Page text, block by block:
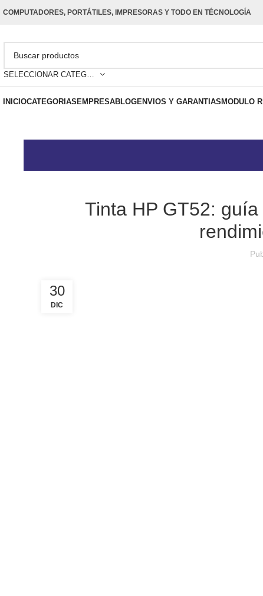
COMPUTADORES, PORTÁTILES, IMPRESORAS Y TODO EN TÉCNOLOGÍA
SELECCIONAR CATEGORÍA
INICIOCATEGORIASEMPRESABLOGENVIOS Y GARANTIASMODULO
Tinta HP GT52:
30
DIC